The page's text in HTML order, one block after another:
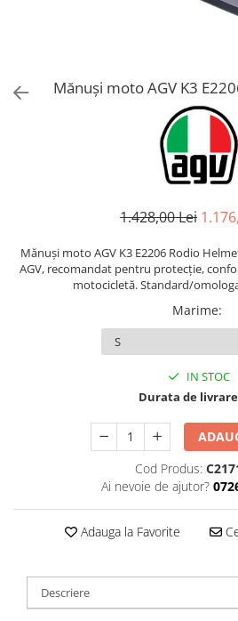
PLOAIE
TERMICE
Stickere & Grafică
Mănuși moto AGV K3
1.428,00 Lei
Mănuși moto AGV K3 E2206 Rodio
AGV, recomandat pentru protecție,
motocicletă. Standard/
Marime:
IN STOC
Durata de
Cod Produs:
Ai nevoie de ajutor?
Adauga la Favorite
Descriere